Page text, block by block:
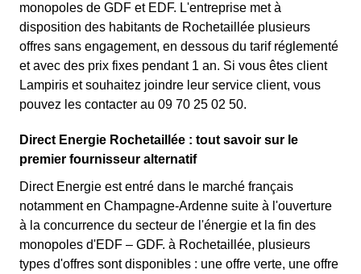
monopoles de GDF et EDF. L'entreprise met à
disposition des habitants de Rochetaillée plusieurs
offres sans engagement, en dessous du tarif réglementé
et avec des prix fixes pendant 1 an. Si vous êtes client
Lampiris et souhaitez joindre leur service client, vous
pouvez les contacter au 09 70 25 02 50.
Direct Energie Rochetaillée : tout savoir sur le
premier fournisseur alternatif
Direct Energie est entré dans le marché français
notamment en Champagne-Ardenne suite à l'ouverture
à la concurrence du secteur de l'énergie et la fin des
monopoles d'EDF – GDF. à Rochetaillée, plusieurs
types d'offres sont disponibles : une offre verte, une offre